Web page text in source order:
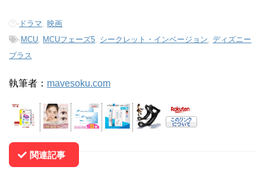
- ドラマ 映画
-MCU MCUフェーズ5 シークレット・インベージョン ,ディズニー
プラス
執筆者： mavesoku.com
関連記事